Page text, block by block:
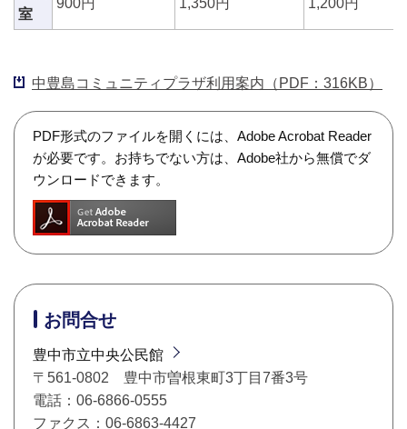
室
900円 1,350円 1,200円
中豊島コミュニティプラザ利用案内（PDF：316KB）
PDF形式のファイルを開くには、Adobe Acrobat Reader
が必要です。お持ちでない方は、Adobe社から無償でダ
ウンロードできます。
お問合せ
豊中市立中央公民館
〒561-0802 豊中市曽根東町3丁目7番3号
電話：06-6866-0555
ファクス：06-6863-4427